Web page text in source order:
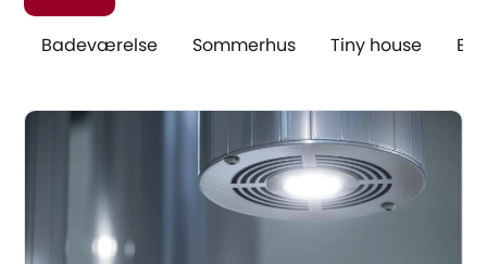
Badeværelse Sommerhus Tiny house